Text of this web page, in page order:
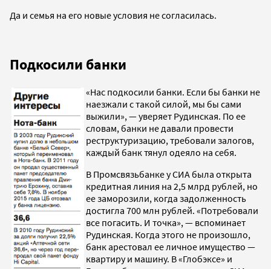
Да и семья на его новые условия не согласилась.
Подкосили банки
«Нас подкосили банки. Если бы банки не
наезжали с такой силой, мы бы сами
выжили», — уверяет Рудинская. По ее
словам, банки не давали провести
реструктуризацию, требовали залогов,
каждый банк тянул одеяло на себя.
В Промсвязьбанке у СИА была открыта
кредитная линия на 2,5 млрд рублей, но
ее заморозили, когда задолженность
достигла 700 млн рублей. «Потребовали
все погасить. И точка», — вспоминает
Рудинская. Когда этого не произошло,
банк арестовал ее личное имущество —
квартиру и машину. В «Глобэксе» и